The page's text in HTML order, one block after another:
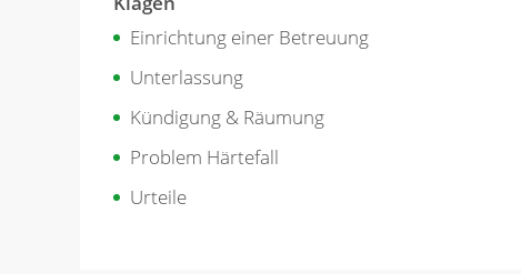
Einrichtung einer Betreuung
Unterlassung
Kündigung & Räumung
Problem Härtefall
Urteile